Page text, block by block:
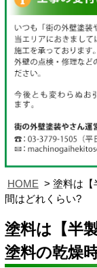
HOME
塗料は【
間はどれくらい?
塗料は【半
塗料の乾燥